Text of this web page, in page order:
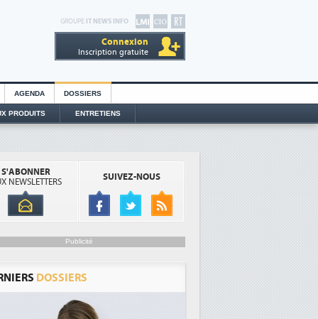
GROUPE IT NEWS INFO
Connexion
Inscription gratuite
AGENDA DOSSIERS
PRODUITS ENTRETIENS
S'ABONNER
NEWSLETTERS
SUIVEZ-NOUS
Publicité
DOSSIERS